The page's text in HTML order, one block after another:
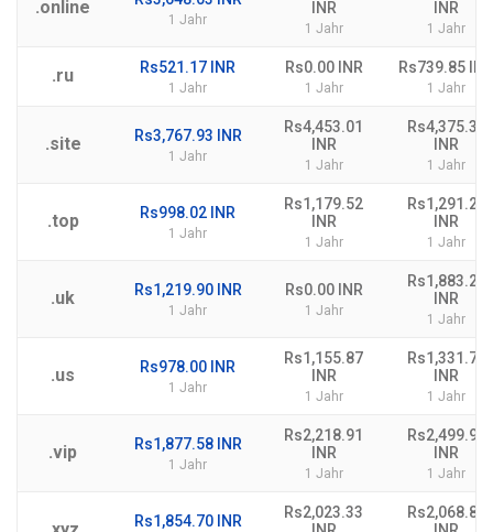
.online
1 Jahr
INR
1 Jahr
INR
1 Jahr
.ru Rs521.17 INR
1 Jahr
Rs0.00 INR
1 Jahr
Rs739.85 INR
1 Jahr
.site Rs3,767.93 INR
1 Jahr
Rs4,453.01
INR
1 Jahr
Rs4,375.35
INR
1 Jahr
.top Rs998.02 INR
1 Jahr
Rs1,179.52
INR
1 Jahr
Rs1,291.28
INR
1 Jahr
.uk Rs1,219.90 INR
1 Jahr
Rs0.00 INR
1 Jahr
Rs1,883.21
INR
1 Jahr
.us Rs978.00 INR
1 Jahr
Rs1,155.87
INR
1 Jahr
Rs1,331.76
INR
1 Jahr
.vip Rs1,877.58 INR
1 Jahr
Rs2,218.91
INR
1 Jahr
Rs2,499.96
INR
1 Jahr
Rs1,854.70 INR
Rs2,023.33
Rs2,068.87